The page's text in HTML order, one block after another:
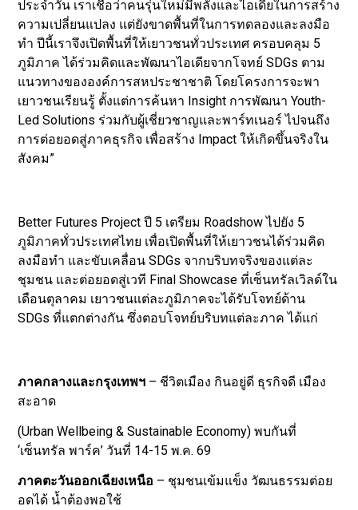
ประจำวัน เราเชื่อว่าคนรุ่นใหม่มีพลังและไอเดียในการสร้าง
ความเปลี่ยนแปลง แต่ยังขาดพื้นที่ในการทดลองและลงมือ
ทำ ปีนี้เราจึงเปิดพื้นที่ให้เยาวชนทั่วประเทศ ครอบคลุม 5
ภูมิภาค ได้ร่วมคิดและพัฒนาไอเดียจากโจทย์ SDGs ตาม
แนวทางขององค์การสหประชาชาติ โดยโครงการจะพา
เยาวชนเรียนรู้ ตั้งแต่การค้นหา Insight การพัฒนา Youth-
Led Solutions ร่วมกับผู้เชี่ยวชาญและพาร์ทเนอร์ ไปจนถึง
การต่อยอดสู่ภาคธุรกิจ เพื่อสร้าง Impact ให้เกิดขึ้นจริงใน
สังคม”
Better Futures Project ปี 5 เตรียม Roadshow ไปยัง 5
ภูมิภาคทั่วประเทศไทย เพื่อเปิดพื้นที่ให้เยาวชนได้ร่วมคิด
ลงมือทำ และขับเคลื่อน SDGs จากบริบทจริงของแต่ละ
ชุมชน และต่อยอดสู่เวที Final Showcase ที่เซ็นทรัลเวิลด์ใน
เดือนตุลาคม เยาวชนแต่ละภูมิภาคจะได้รับโจทย์ด้าน
SDGs ที่แตกต่างกัน ซึ่งตอบโจทย์บริบทแต่ละภาค ได้แก่
ภาคกลางและกรุงเทพฯ – ชีวิตเมือง กินอยู่ดี ธุรกิจดี เมือง
สะอาด
(Urban Wellbeing & Sustainable Economy) พบกันที่
‘เซ็นทรัล พาร์ค’ วันที่ 14-15 พ.ค. 69
ภาคตะวันออกเฉียงเหนือ – ชุมชนเข้มแข็ง วัฒนธรรมต่อย
อดได้ น้ำต้องพอใช้